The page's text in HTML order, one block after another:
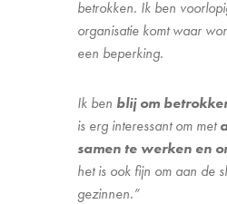
betrokken. Ik ben
organisatie komt waar
een beperking.
Ik ben blij om
is erg interessant om met
samen te werken en
het is ook fijn om aan de
gezinnen.”